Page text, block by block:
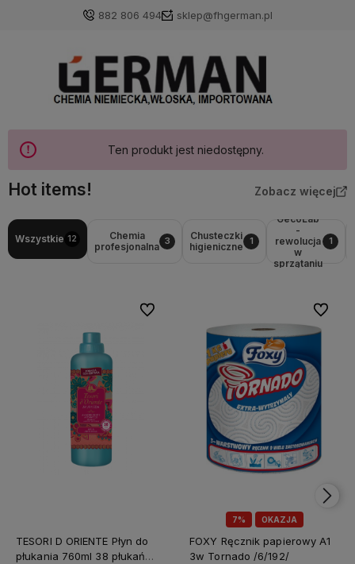
882 806 494 sklep@fhgerman.pl
Ten produkt jest niedostępny.
Hot items! Zobacz więcej
Wszystkie 12
Chemia
profesjonalna 3
Chusteczki
higieniczne
1
GecoLab
-
rewolucja
w
sprzątaniu
1
TESORI D ORIENTE Płyn do
płukania 760ml 38 płukań
Do ulubionych
7% OKAZJA
FOXY Ręcznik papierowy A1
3w Tornado /6/192/
Do